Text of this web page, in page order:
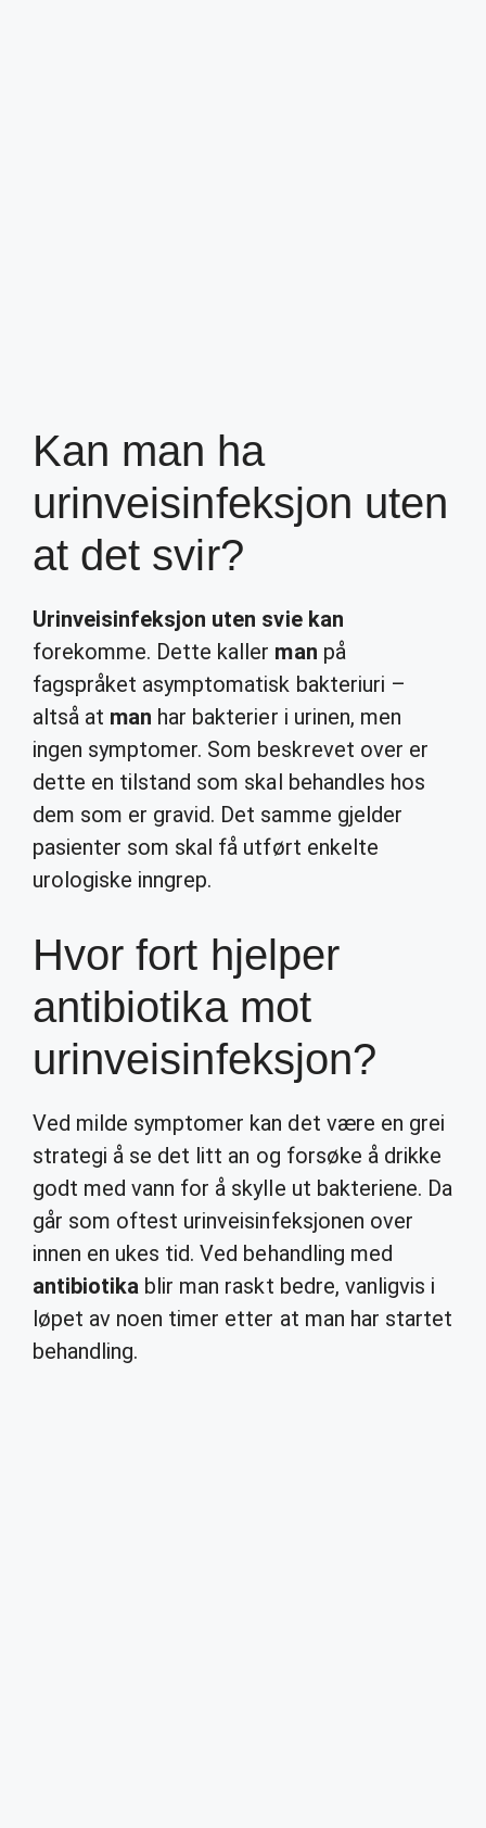
Kan man ha
urinveisinfeksjon uten
at det svir?
Urinveisinfeksjon uten svie kan
forekomme. Dette kaller man på
fagspråket asymptomatisk bakteriuri –
altså at man har bakterier i urinen, men
ingen symptomer. Som beskrevet over er
dette en tilstand som skal behandles hos
dem som er gravid. Det samme gjelder
pasienter som skal få utført enkelte
urologiske inngrep.
Hvor fort hjelper
antibiotika mot
urinveisinfeksjon?
Ved milde symptomer kan det være en grei
strategi å se det litt an og forsøke å drikke
godt med vann for å skylle ut bakteriene. Da
går som oftest urinveisinfeksjonen over
innen en ukes tid. Ved behandling med
antibiotika blir man raskt bedre, vanligvis i
løpet av noen timer etter at man har startet
behandling.